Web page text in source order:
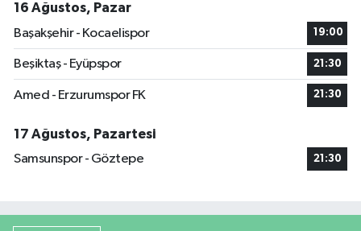
16 Ağustos, Pazar
Başakşehir - Kocaelispor
19:00
Beşiktaş - Eyüpspor 21:30
Amed - Erzurumspor FK 21:30
17 Ağustos, Pazartesi
Samsunspor - Göztepe
21:30